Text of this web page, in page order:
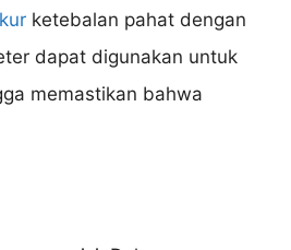
ketebalan pahat dengan
dapat digunakan untuk
memastikan bahwa